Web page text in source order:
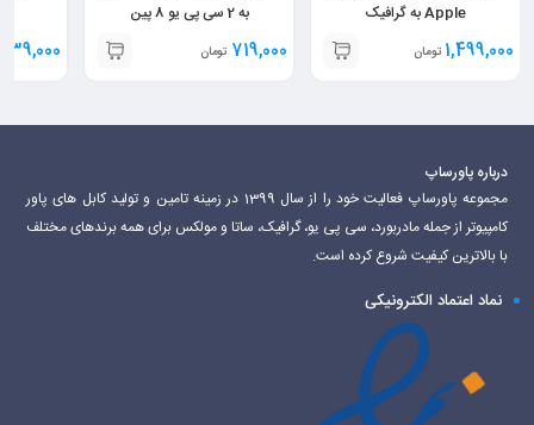
Apple به گرافیک
1,499,000 تومان
به 2 سی پی یو 8 پین
719,000 تومان 939,000
درباره پاورساپ
مجموعه پاورساپ فعالیت خود را از سال 1399 در زمینه تامین و تولید کابل های پاور
کامپیوتر از جمله مادربورد، سی پی یو، گرافیک، ساتا و مولکس برای همه برندهای مختلف
با بالاترین کیفیت شروع کرده است.
نماد اعتماد الکترونیکی